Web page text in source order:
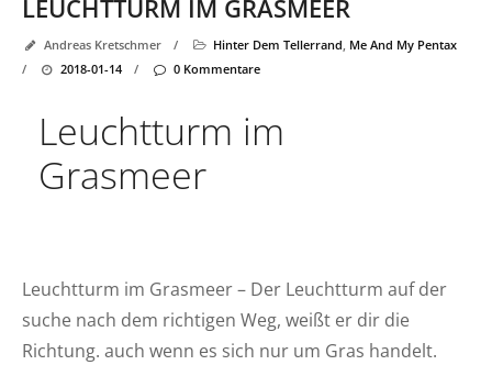
LEUCHTTURM IM GRASMEER
Andreas Kretschmer / Hinter Dem Tellerrand Me And My Pentax
/
2018-01-14 / 0 Kommentare
Leuchtturm im
Grasmeer
Leuchtturm im Grasmeer – Der Leuchtturm auf der
suche nach dem richtigen Weg, weißt er dir die
Richtung. auch wenn es sich nur um Gras handelt.